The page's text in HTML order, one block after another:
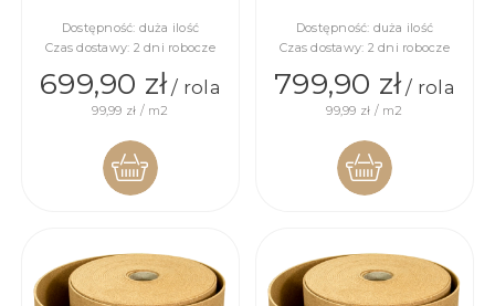
Dostępność: duża ilość
Czas dostawy: 2 dni robocze
699,90 zł/ rola
99,99 zł / m2
KOSZYKA
Dostępność: duża ilość
Czas dostawy: 2 dni robocze
799,90 zł/ rola
99,99 zł / m2
KOSZYKA